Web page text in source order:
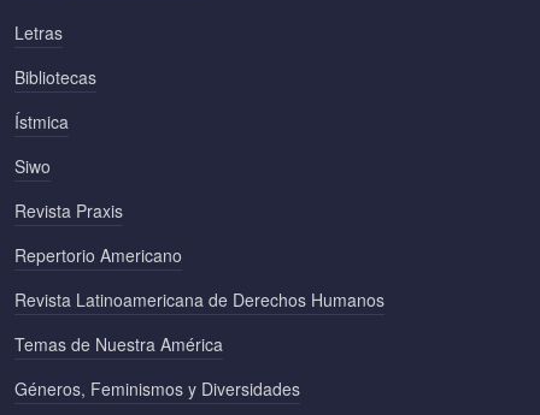
Letras
Bibliotecas
Ístmica
Siwo
Revista Praxis
Repertorio Americano
Revista Latinoamericana de Derechos Humanos
Temas de Nuestra América
Géneros, Feminismos y Diversidades